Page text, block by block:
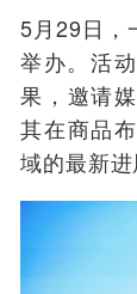
5月29日，
举办。活
果，邀请
其在商品
域的最新进